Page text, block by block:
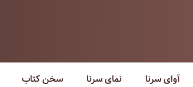
آوای سرنا نمای سرنا سخن کتاب